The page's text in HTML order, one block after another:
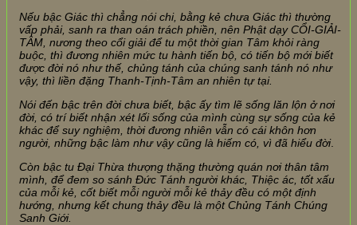
Nếu bậc Giác thì chẳng nói chi, bằng kẻ chưa Giác thì thường
vấp phải, sanh ra than oán trách phiền, nên Phật dạy CỔI-GIẢI-
TÂM, nương theo cổi giải để tu một thời gian Tâm khỏi ràng
buộc, thì đương nhiên mức tu hành tiến bộ, có tiến bộ mới biết
được đời nó như thế, chủng tánh của chúng sanh tánh nó như
vậy, thì liền đặng Thanh-Tịnh-Tâm an nhiên tự tại.
Nói đến bậc trên đời chưa biết, bậc ấy tìm lẽ sống lăn lộn ở nơi
đời, có trí biết nhận xét lối sống của mình cùng sự sống của kẻ
khác để suy nghiệm, thời đương nhiên vẫn có cái khôn hơn
người, những bậc làm như vậy cũng là hiếm có, vì đã hiểu đời.
Còn bậc tu Đại Thừa thượng thặng thường quán nơi thân tâm
mình, để đem so sánh Đức Tánh người khác, Thiệc ác, tốt xấu
của mỗi kẻ, cốt biết mỗi người mỗi kẻ thảy đều có một định
hướng, nhưng kết chung thảy đều là một Chủng Tánh Chúng
Sanh Giới.